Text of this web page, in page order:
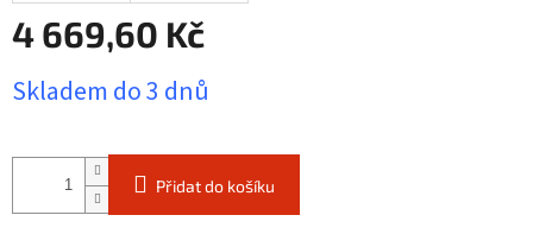
4 669,60 Kč
cena:
Skladem do 3 dnů
Přidat do košíku